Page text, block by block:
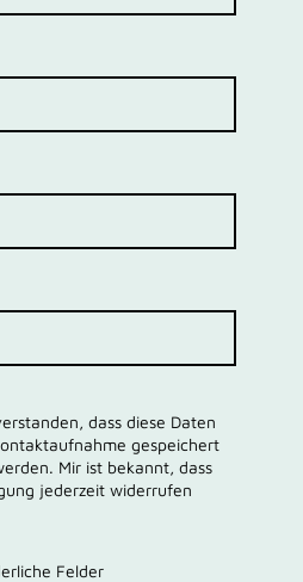
dass diese Daten
gespeichert
Mir ist bekannt, dass
jederzeit widerrufen
Felder